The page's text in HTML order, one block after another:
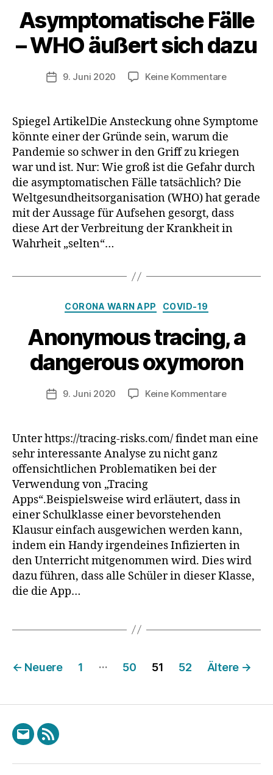
Asymptomatische Fälle
– WHO äußert sich dazu
Veröffentlichungsdatum
9. Juni 2020 Keine Kommentarezu
–
WHO
äußert
sich
dazu
Spiegel ArtikelDie Ansteckung ohne Symptome
könnte einer der Gründe sein, warum die
Pandemie so schwer in den Griff zu kriegen
war und ist. Nur: Wie groß ist die Gefahr durch
die asymptomatischen Fälle tatsächlich? Die
Weltgesundheitsorganisation (WHO) hat gerade
mit der Aussage für Aufsehen gesorgt, dass
diese Art der Verbreitung der Krankheit in
Wahrheit „selten“…
Kategorien
CORONA WARN APP COVID-19
Anonymous tracing, a
dangerous oxymoron
Veröffentlichungsdatum
9. Juni 2020 Keine Kommentarezu
Unter https://tracing-risks.com/ findet man eine
sehr interessante Analyse zu nicht ganz
offensichtlichen Problematiken bei der
Verwendung von „Tracing
Apps“.Beispielsweise wird erläutert, dass in
einer Schulklasse einer bevorstehenden
Klausur einfach ausgewichen werden kann,
indem ein Handy irgendeines Infizierten in
den Unterricht mitgenommen wird. Dies wird
dazu führen, dass alle Schüler in dieser Klasse,
die die App…
Seitennummerierung
Beiträge
← Neuere 1 … 50 51 52 Ältere →
E-
RSS